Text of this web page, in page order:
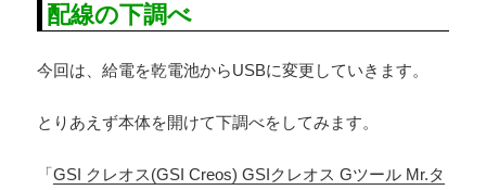
配線の下調べ
今回は、給電を乾電池からUSBに変更していきます。
とりあえず本体を開けて下調べをしてみます。
「GSI クレオス(GSI Creos) GSIクレオス Gツール Mr.タ